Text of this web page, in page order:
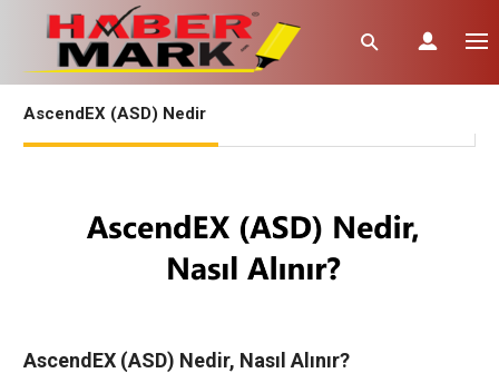
AscendEX (ASD) Nedir
AscendEX (ASD) Nedir, Nasıl Alınır?